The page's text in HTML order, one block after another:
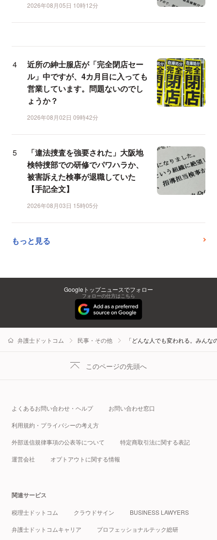
2026年08月05日 10時12分
近所の紳士服店が「完全閉店セー
ル」中ですが、4カ月目に入っても
営業しています。問題ないのでし
ょうか？
2026年08月02日 09時42分
「違法捜査を強要された」大阪地
検特捜部での研修でパワハラか、
被害訴えた検事が退職していた
【手記全文】
2026年08月03日 15時05分
もっと見る
Googleトップニュースでフォロー
フォローの仕方はこちら
弁護士ドットコム 民事・その他 「どんな人でも変われる。みん
このページの先頭へ
よくあるお問い合わせ・ヘルプ お問い合わせ窓口
利用規約・プライバシーの考え方
外部送信規律事項の公表等について 特定商取引法に関する表記
運営会社 オプトアウトに関する情報
関連サービス
税理士ドットコム クラウドサイン BUSINESS LAWYERS
弁護士ドットコムキャリア プロフェッショナルテック総研